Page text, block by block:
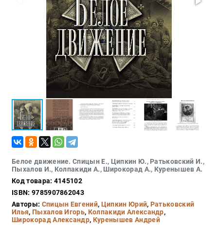
Белое движение. Спицын Е., Ципкин Ю., Ратьковский И.,
Пыхалов И., Колпакиди А., Широкорад А., Куренышев А.
Код товара: 4145102
ISBN: 9785907862043
Авторы: Спицын Евгений, Ципкин Юрий, Ратьковский
Илья, Пыхалов Игорь, Колпакиди Александр,
Широкорад Александр, Куренышев Андрей
Военная
история
Конспирология
Политика
Религия
Туризм
Разное
Кухня,
гастрономия,
кулинария
Красота
здоровье
Оптовикам